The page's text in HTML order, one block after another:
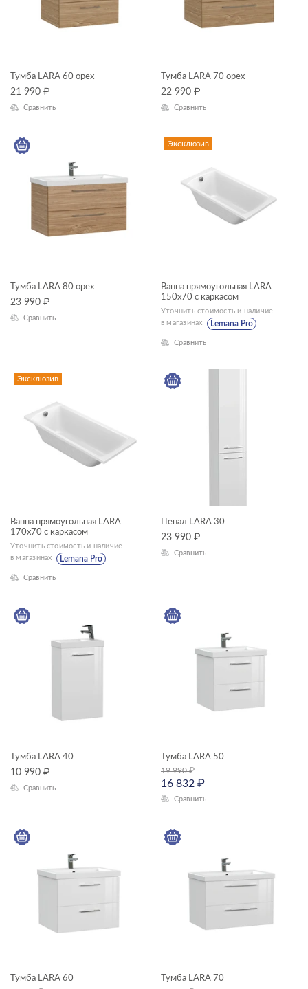
Тумба LARA 60 орех
21 990 ₽
Сравнить
Тумба LARA 70 орех
22 990 ₽
Сравнить
Тумба LARA 80 орех
23 990 ₽
Сравнить
Эксклюзив
Ванна прямоугольная LARA
150x70 с каркасом
Уточнить стоимость и наличие
в магазинах
Lemana Pro
Сравнить
Эксклюзив
Ванна прямоугольная LARA
170x70 с каркасом
Уточнить стоимость и наличие
в магазинах
Lemana Pro
Сравнить
Пенал LARA 30
23 990 ₽
Сравнить
Тумба LARA 40
10 990 ₽
Сравнить
Тумба LARA 50
19 990₽
16 832 ₽
Сравнить
Тумба LARA 60 Тумба LARA 70